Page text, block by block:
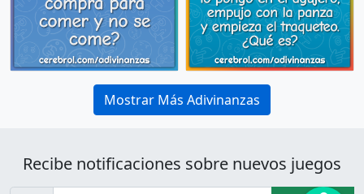
Mostrar Más Adivinanzas
Recibe notificaciones sobre nuevos juegos